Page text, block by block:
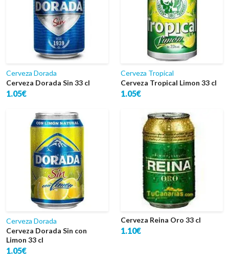
Cerveza Dorada
Cerveza Dorada Sin 33 cl
1.05€
Cerveza Tropical
Cerveza Tropical Limon 33 cl
1.05€
Cerveza Dorada
Cerveza Dorada Sin con
Limon 33 cl
1.05€
Cerveza Reina Oro 33 cl
1.10€